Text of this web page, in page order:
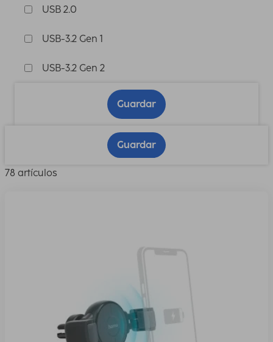
USB 2.0
USB-3.2 Gen 1
USB-3.2 Gen 2
Guardar
Guardar
78 artículos